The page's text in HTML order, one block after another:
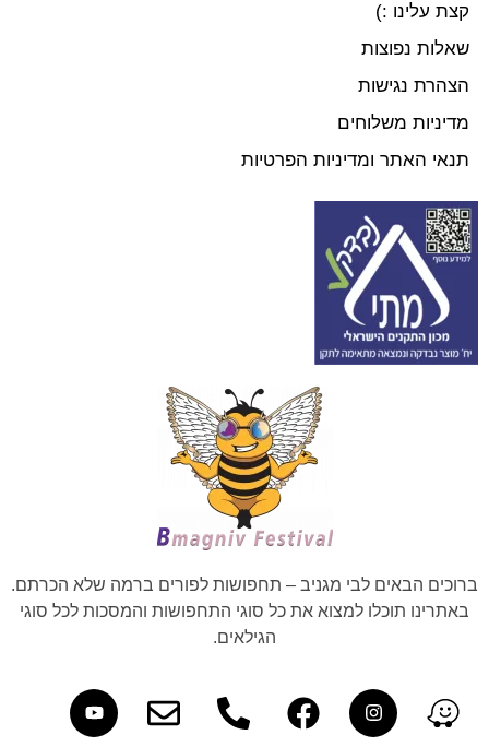
קצת עלינו :)
שאלות נפוצות
הצהרת נגישות
מדיניות משלוחים
תנאי האתר ומדיניות הפרטיות
ברוכים הבאים לבי מגניב – תחפושות לפורים ברמה שלא הכרתם.
באתרינו תוכלו למצוא את כל סוגי התחפושות והמסכות לכל סוגי
הגילאים.